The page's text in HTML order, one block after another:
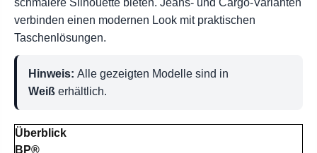
schmalere Silhouette bieten. Jeans- und Cargo-Varianten
verbinden einen modernen Look mit praktischen
Taschenlösungen.
Hinweis: Alle gezeigten Modelle sind in
Weiß erhältlich.
Überblick
BP®